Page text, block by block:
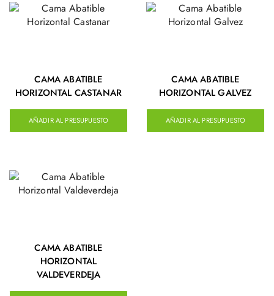
CAMA ABATIBLE
HORIZONTAL CASTANAR
AÑADIR AL PRESUPUESTO
CAMA ABATIBLE
HORIZONTAL GALVEZ
AÑADIR AL PRESUPUESTO
CAMA ABATIBLE
HORIZONTAL
VALDEVERDEJA